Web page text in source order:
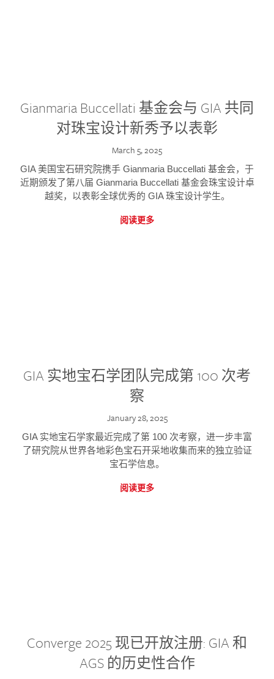
Gianmaria Buccellati 基金会与 GIA 共同
对珠宝设计新秀予以表彰
March 5, 2025
GIA 美国宝石研究院携手 Gianmaria Buccellati 基金会，于
近期颁发了第八届 Gianmaria Buccellati 基金会珠宝设计卓
越奖，以表彰全球优秀的 GIA 珠宝设计学生。
阅读更多
GIA 实地宝石学团队完成第 100 次考
察
January 28, 2025
GIA 实地宝石学家最近完成了第 100 次考察，进一步丰富
了研究院从世界各地彩色宝石开采地收集而来的独立验证
宝石学信息。
阅读更多
Converge 2025 现已开放注册: GIA 和
AGS 的历史性合作